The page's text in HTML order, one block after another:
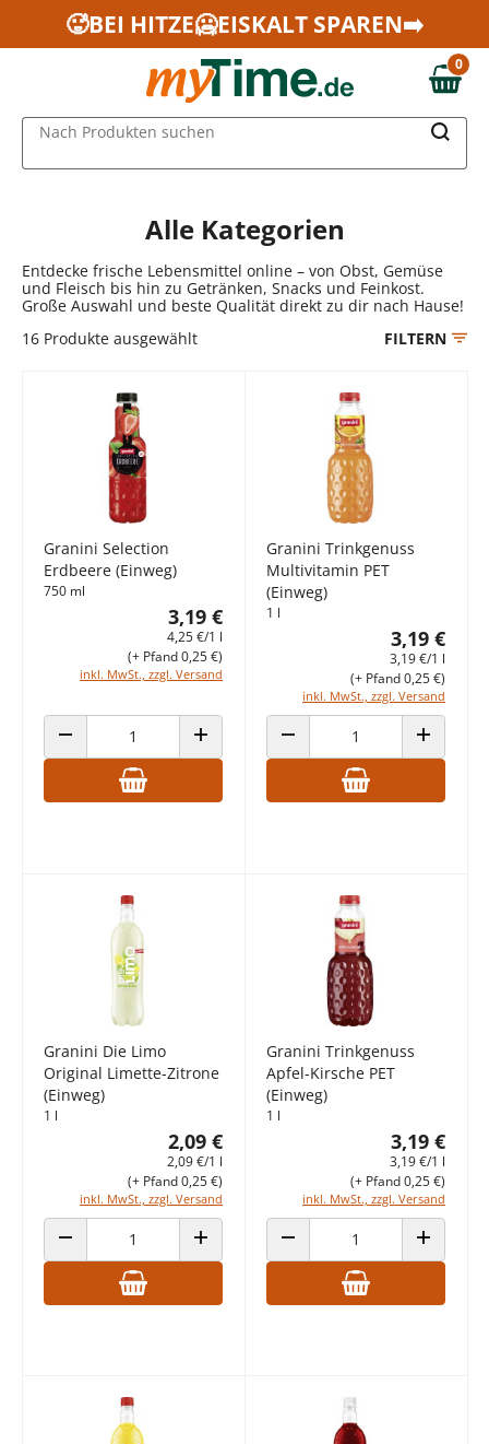
Zum Hauptinhalt springen
Zur Navigation springen
Zur Suche springen
🥵BEI HITZE🥶EISKALT SPAREN➡️
0,00 €
0
Nach Produkten suchen
Alle Kategorien
Entdecke frische Lebensmittel online – von Obst, Gemüse
und Fleisch bis hin zu Getränken, Snacks und Feinkost.
Große Auswahl und beste Qualität direkt zu dir nach Hause!
16 Produkte ausgewählt FILTERN
Granini Selection
Erdbeere (Einweg)
750 ml
3,19 €
4,25 €/1 l
inkl. MwSt., zzgl. Versand
(+ Pfand 0,25 €)
ANZAHL VERRINGERN ANZAHL ERHÖHEN
Granini Trinkgenuss
Multivitamin PET
(Einweg)
1 l
3,19 €
3,19 €/1 l
inkl. MwSt., zzgl. Versand
(+ Pfand 0,25 €)
ANZAHL VERRINGERN ANZAHL
Granini Die Limo
Original Limette-Zitrone
(Einweg)
1 l
2,09 €
2,09 €/1 l
inkl. MwSt., zzgl. Versand
(+ Pfand 0,25 €)
ANZAHL VERRINGERN ANZAHL ERHÖHEN
Granini Trinkgenuss
Apfel-Kirsche PET
(Einweg)
1 l
3,19 €
3,19 €/1 l
inkl. MwSt., zzgl. Versand
(+ Pfand 0,25 €)
ANZAHL VERRINGERN ANZAHL